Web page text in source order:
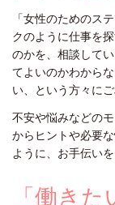
「女性のためのス
クのように仕事を
のかを、相談して
てよいのかわから
い、という方々に
不安や悩みなどの
からヒントや必要
ように、お手伝いを
「働き